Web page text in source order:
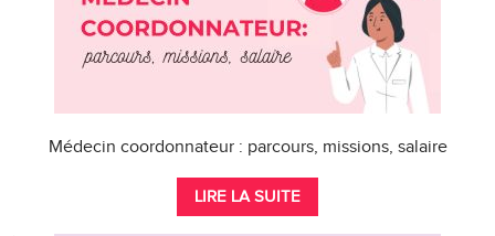
Médecin coordonnateur : parcours, missions, salaire
LIRE LA SUITE